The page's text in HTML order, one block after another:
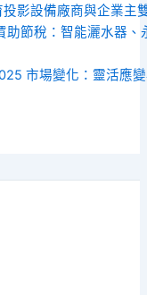
影設備廠商與企業主
助節稅：智能灑水器、
市場變化：靈活應